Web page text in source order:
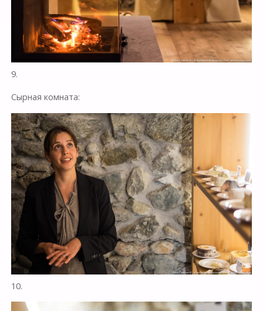
9.
Сырная комната:
10.